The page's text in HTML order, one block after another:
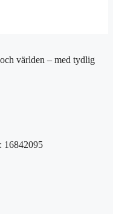
världen – med tydlig
16842095